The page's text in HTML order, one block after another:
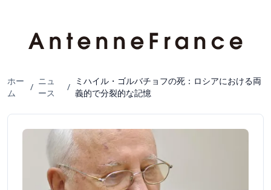
ホー
ム
/
ニュ
ース
/
ミハイル・ゴルバチョフの死：ロシアにおける両
義的で分裂的な記憶